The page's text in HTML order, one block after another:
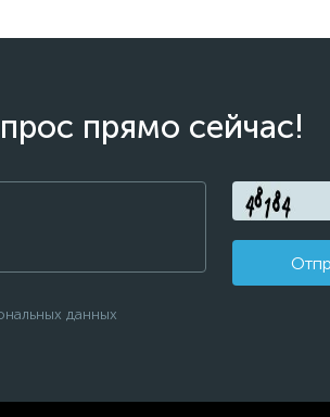
прямо сейчас!
данных